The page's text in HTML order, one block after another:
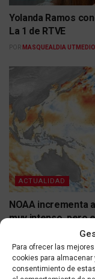
Para ofrecer las
cookies para almacenar
consentimiento de
Yolanda Ramos
La 1 de RTVE
POR MASQUEALDIA
ACTUALIDAD
NOAA incrementa
muy intenso, pero
a pronósticos
PORMASQUEALDIA